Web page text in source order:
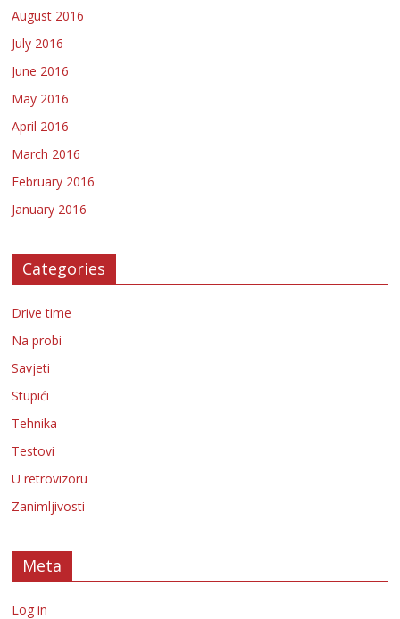
August 2016
July 2016
June 2016
May 2016
April 2016
March 2016
February 2016
January 2016
Categories
Drive time
Na probi
Savjeti
Stupići
Tehnika
Testovi
U retrovizoru
Zanimljivosti
Meta
Log in